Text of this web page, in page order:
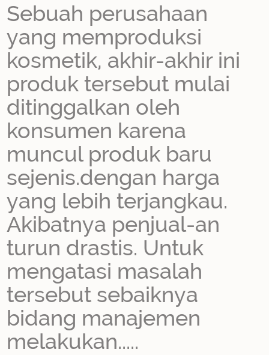
Sebuah perusahaan
yang memproduksi
kosmetik, akhir-akhir ini
produk tersebut mulai
ditinggalkan oleh
konsumen karena
muncul produk baru
sejenis.dengan harga
yang lebih terjangkau.
Akibatnya penjual-an
turun drastis. Untuk
mengatasi masalah
tersebut sebaiknya
bidang manajemen
melakukan.....